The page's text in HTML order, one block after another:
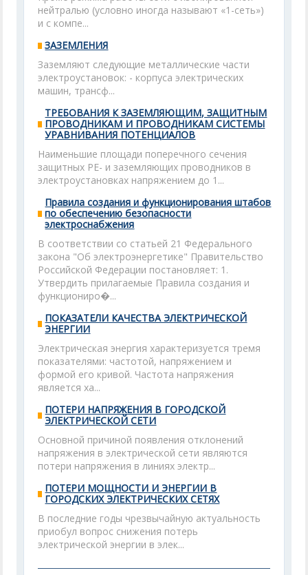
нейтралью (условно иногда называют «1-сеть»)
и с компе...
ЗАЗЕМЛЕНИЯ
Заземляют следующие металлические части
электроустановок: - корпуса электрических
машин, трансф...
ТРЕБОВАНИЯ К ЗАЗЕМЛЯЮЩИМ, ЗАЩИТНЫМ
ПРОВОДНИКАМ И ПРОВОДНИКАМ СИСТЕМЫ
УРАВНИВАНИЯ ПОТЕНЦИАЛОВ
Наименьшие площади поперечного сечения
защитных РЕ- и заземляющих проводников в
электроустановках напряжением до 1...
Правила создания и функционирования штабов
по обеспечению безопасности
электроснабжения
В соответствии со статьей 21 Федерального
закона "Об электроэнергетике" Правительство
Российской Федерации постановляет: 1.
Утвердить прилагаемые Правила создания и
функциониро�...
ПОКАЗАТЕЛИ КАЧЕСТВА ЭЛЕКТРИЧЕСКОЙ
ЭНЕРГИИ
Электрическая энергия характеризуется тремя
показателями: частотой, напряжением и
формой его кривой. Частота напряжения
является ха...
ПОТЕРИ НАПРЯЖЕНИЯ В ГОРОДСКОЙ
ЭЛЕКТРИЧЕСКОЙ СЕТИ
Основной причиной появления отклонений
напряжения в электрической сети являются
потери напряжения в линиях электр...
ПОТЕРИ МОЩНОСТИ И ЭНЕРГИИ В
ГОРОДСКИХ ЭЛЕКТРИЧЕСКИХ СЕТЯХ
В последние годы чрезвычайную актуальность
приобул вопрос снижения потерь
электрической энергии в элек...